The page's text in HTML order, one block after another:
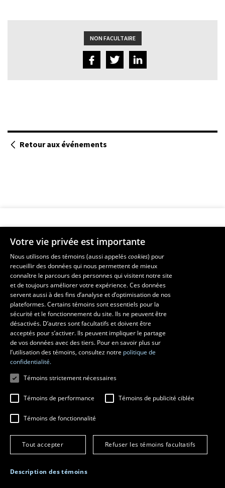
NON FACULTAIRE
Retour aux événements
Faculté de musique
Pavillon Louis-Jacques-Casault
1055, avenue du Séminaire, Québec (Québec)  G1V 0A6
Téléphone: 418 656-7061
Suivez-nous sur Facebook
Suivez-nous sur YouTube
Conditions générales d'utilisation
Fraude en ligne
Paramétrer les témoins
Votre vie privée est importante
Nous utilisons des témoins (aussi appeléscookies) pour
recueillir des données qui nous permettent de mieux
connaître le parcours des personnes qui visitent notre site
et de toujours améliorer votre expérience. Ces données
servent aussi à des fins d’analyse et d’optimisation de nos
plateformes. Certains témoins sont essentiels pour la
sécurité et le fonctionnement du site. Ils ne peuvent être
désactivés. D’autres sont facultatifs et doivent être
acceptés pour s’activer. Ils peuvent impliquer le partage
de vos données avec des tiers. Pour en savoir plus sur
l’utilisation des témoins, consultez notre politique de
confidentialité.
Témoins strictement nécessaires
Témoins de performance Témoins de publicité ciblée
Témoins de fonctionnalité
Tout accepter Refuser les témoins facultatifs
Description des témoins